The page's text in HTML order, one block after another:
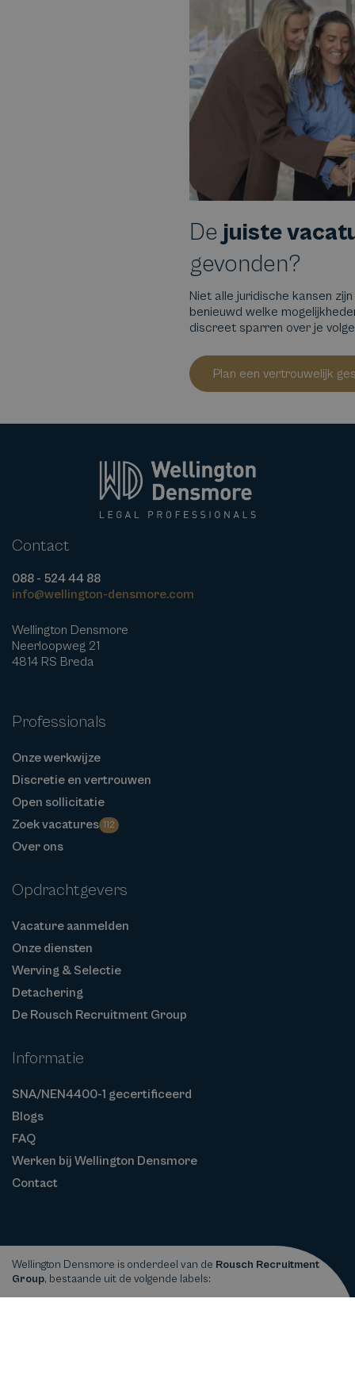
De juiste
gevonden?
Niet alle juridische kansen
benieuwd welke
discreet sparren over je
Plan een vertrouwelijk
Contact
088 - 524 44 88
info@wellington-densmore.com
Wellington Densmore
Neerloopweg 21
4814 RS Breda
Professionals
Onze werkwijze
Discretie en vertrouwen
Open sollicitatie
Zoek vacatures 112
Over ons
Opdrachtgevers
Vacature aanmelden
Onze diensten
Werving & Selectie
Detachering
De Rousch Recruitment Group
Informatie
SNA/NEN4400-1 gecertificeerd
Blogs
FAQ
Werken bij Wellington Densmore
Contact
Wellington Densmore is onderdeel van de Rousch Recruitment
Group, bestaande uit de volgende labels: